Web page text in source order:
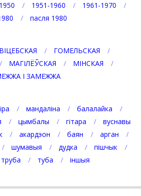
1951-1960
1961-1970
пасля 1980
ВІЦЕБСКАЯ
ГОМЕЛЬСКАЯ
МАГІЛЁЎСКАЯ
МІНСКАЯ
І ЗАМЕЖЖА
мандаліна
балалайка
цымбалы гітара
вуснавы
акардэон баян
арган
шумавыя дудка
пішчык
труба туба іншыя